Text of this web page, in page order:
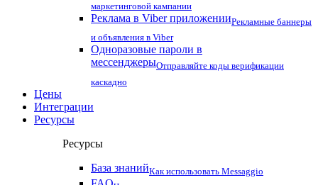
маркетинговой кампании
Реклама в Viber приложенииРекламные баннеры
и объявления в Viber
Одноразовые пароли в
мессенджерыОтправляйте коды верификации
каскадно
Цены
Интеграции
Ресурсы
Ресурсы
База знанийКак использовать Messaggio